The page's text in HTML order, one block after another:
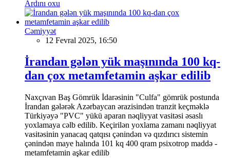
Ardını oxu
Cəmiyyət
12 Fevral 2025, 16:50
İrandan gələn yük maşınında 100 kq-
dan çox metamfetamin aşkar edilib
Naxçıvan Baş Gömrük İdarəsinin "Culfa" gömrük postunda
İrandan gələrək Azərbaycan ərazisindən tranzit keçməklə
Türkiyəyə "PVC" yükü aparan nəqliyyat vasitəsi əsaslı
yoxlamaya cəlb edilib. Keçirilən yoxlama zamanı nəqliyyat
vasitəsinin yanacaq qatqısı çənindən və qızdırıcı sistemin
çənindən maye halında 101 kq 400 qram psixotrop maddə -
metamfetamin aşkar edilib